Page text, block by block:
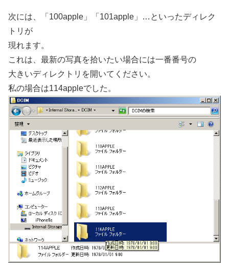
次には、「100apple」「101apple」…といったディレク
トリが
現れます。
これは、最新の写真を拾いたい場合には一番番号の
大きいディレクトリを開いてください。
私の場合は114appleでした。